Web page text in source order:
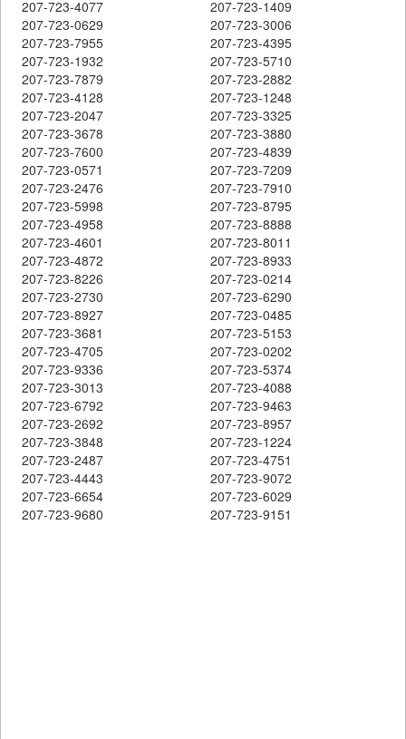
207-723-4077
207-723-1409
207-723-0629
207-723-3006
207-723-7955
207-723-4395
207-723-1932
207-723-5710
207-723-7879
207-723-2882
207-723-4128
207-723-1248
207-723-2047
207-723-3325
207-723-3678
207-723-3880
207-723-7600
207-723-4839
207-723-0571
207-723-7209
207-723-2476
207-723-7910
207-723-5998
207-723-8795
207-723-4958
207-723-8888
207-723-4601
207-723-8011
207-723-4872
207-723-8933
207-723-8226
207-723-0214
207-723-2730
207-723-6290
207-723-8927
207-723-0485
207-723-3681
207-723-5153
207-723-4705
207-723-0202
207-723-9336
207-723-5374
207-723-3013
207-723-4088
207-723-6792
207-723-9463
207-723-2692
207-723-8957
207-723-3848
207-723-1224
207-723-2487
207-723-4751
207-723-4443
207-723-9072
207-723-6654
207-723-6029
207-723-9680
207-723-9151